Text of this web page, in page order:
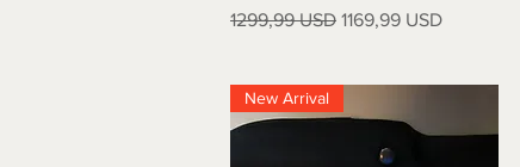
Prezzo regolare
1299,99 USD Prezzo scontato
1169,99 USD
New Arrival